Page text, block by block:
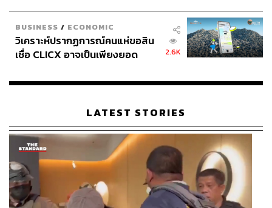
BUSINESS / ECONOMIC
วิเคราะห์ปรากฏการณ์คนแห่ขอสิน
เชื่อ CLICX อาจเป็นเพียงยอด
เรือนไทยที่ถูกซุกไว้
2.6K
LATEST STORIES